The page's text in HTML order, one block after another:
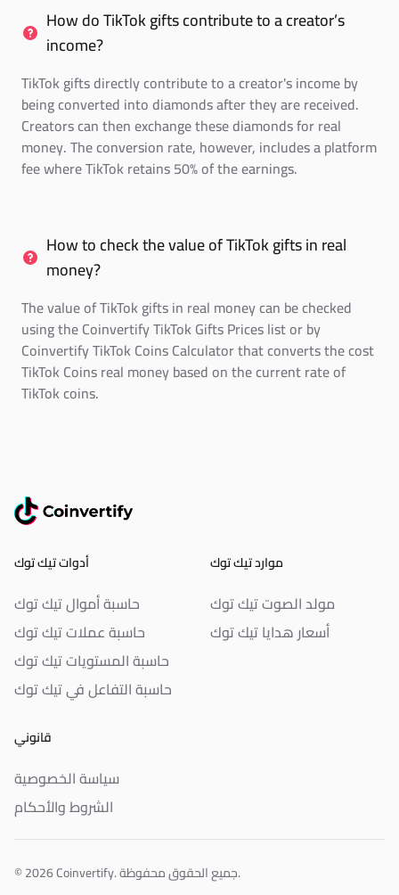
How do TikTok gifts contribute to a creator’s
income?
TikTok gifts directly contribute to a creator's income by
being converted into diamonds after they are received.
Creators can then exchange these diamonds for real
money. The conversion rate, however, includes a platform
fee where TikTok retains 50% of the earnings.
How to check the value of TikTok gifts in real
money?
The value of TikTok gifts in real money can be checked
using the Coinvertify TikTok Gifts Prices list or by
Coinvertify TikTok Coins Calculator that converts the cost
TikTok Coins real money based on the current rate of
TikTok coins.
أدوات تيك توك
حاسبة أموال تيك توك
حاسبة عملات تيك توك
حاسبة المستويات تيك توك
حاسبة التفاعل في تيك توك
موارد تيك توك
مولد الصوت تيك توك
أسعار هدايا تيك توك
قانوني
سياسة الخصوصية
الشروط والأحكام
© 2026Coinvertify . جميع الحقوق محفوظة.